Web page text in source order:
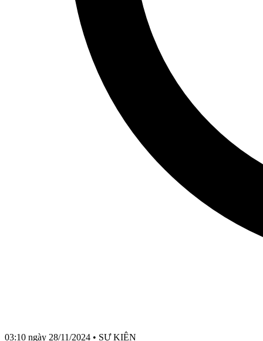
03:10 ngày 28/11/2024 • SỰ KIỆN